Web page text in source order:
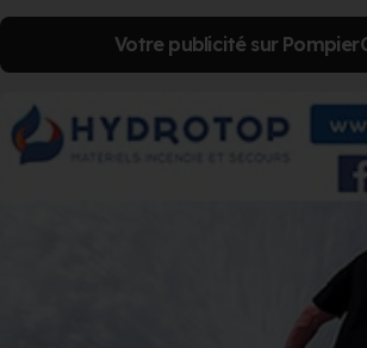
Votre publicité sur